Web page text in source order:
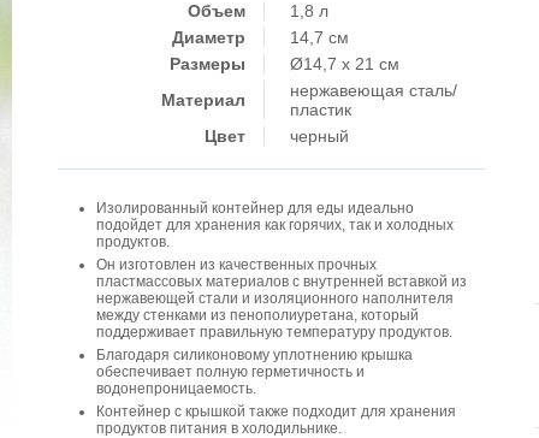
Объем
1,8 л
Диаметр
14,7 см
Размеры
Ø14,7 x 21 см
Материал
нержавеющая сталь/
пластик
Цвет
черный
Изолированный контейнер для еды идеально
подойдет для хранения как горячих, так и холодных
продуктов.
Он изготовлен из качественных прочных
пластмассовых материалов с внутренней вставкой из
нержавеющей стали и изоляционного наполнителя
между стенками из пенополиуретана, который
поддерживает правильную температуру продуктов.
Благодаря силиконовому уплотнению крышка
обеспечивает полную герметичность и
водонепроницаемость.
Контейнер с крышкой также подходит для хранения
продуктов питания в холодильнике.